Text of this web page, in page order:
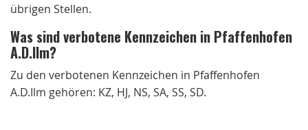
übrigen Stellen.
Was sind verbotene Kennzeichen in Pfaffenhofen
A.D.Ilm?
Zu den verbotenen Kennzeichen in Pfaffenhofen
A.D.Ilm gehören: KZ, HJ, NS, SA, SS, SD.